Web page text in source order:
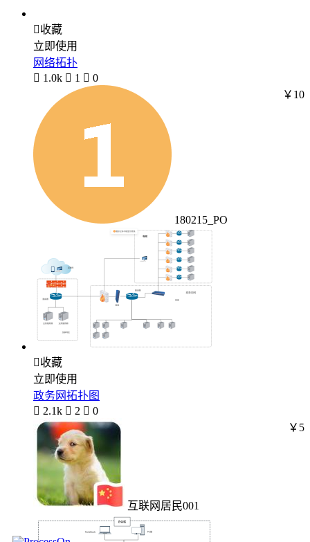
收藏
立即使用
网络拓扑
 1.0k  1  0
180215_PO
￥10
收藏
立即使用
政务网拓扑图
 2.1k  2  0
互联网居民001
￥5